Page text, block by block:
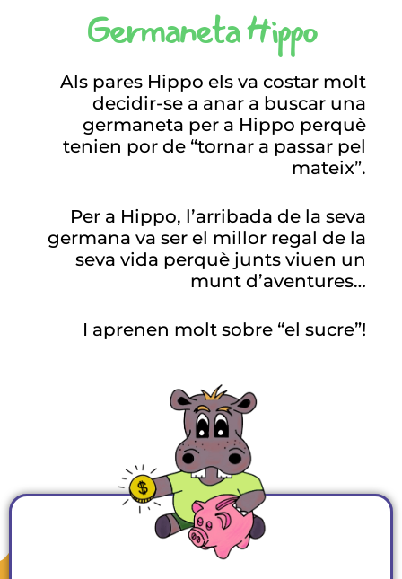
Germaneta Hippo
Als pares Hippo els va costar molt
decidir-se a anar a buscar una
germaneta per a Hippo perquè
tenien por de “tornar a passar pel
mateix”.
Per a Hippo, l’arribada de la seva
germana va ser el millor regal de la
seva vida perquè junts viuen un
munt d’aventures…
I aprenen molt sobre “el sucre”!